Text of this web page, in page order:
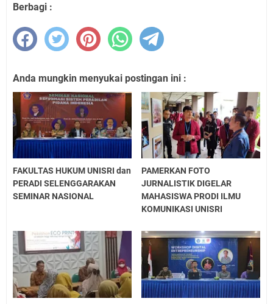
Berbagi :
Anda mungkin menyukai postingan ini :
FAKULTAS HUKUM UNISRI dan
PERADI SELENGGARAKAN
SEMINAR NASIONAL
PAMERKAN FOTO
JURNALISTIK DIGELAR
MAHASISWA PRODI ILMU
KOMUNIKASI UNISRI